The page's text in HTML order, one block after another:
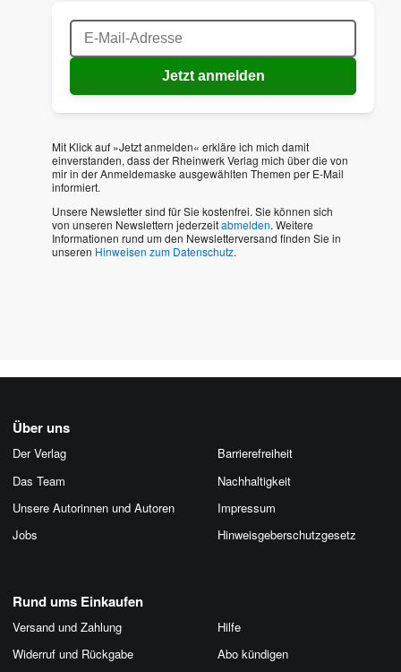
E-Mail
Jetzt anmelden
Mit Klick auf »Jetzt anmelden« erkläre ich mich damit
einverstanden, dass der Rheinwerk Verlag mich über die von
mir in der Anmeldemaske ausgewählten Themen per E-Mail
informiert.
Unsere Newsletter sind für Sie kostenfrei. Sie können sich
von unseren Newslettern jederzeitabmelden. Weitere
Informationen rund um den Newsletterversand finden Sie in
unseren Hinweisen zum Datenschutz.
Über uns
Der Verlag
Das Team
Unsere Autorinnen und Autoren
Jobs
Barrierefreiheit
Nachhaltigkeit
Impressum
Hinweis­geber­schutz­gesetz
Rund ums Einkaufen
Versand und Zahlung
Widerruf und Rückgabe
Hilfe
Abo kündigen